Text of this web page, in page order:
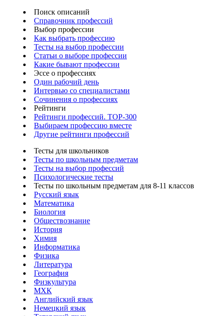
Поиск описаний
Справочник профессий
Выбор профессии
Как выбрать профессию
Тесты на выбор профессии
Статьи о выборе профессии
Какие бывают профессии
Эссе о профессиях
Один рабочий день
Интервью со специалистами
Сочинения о профессиях
Рейтинги
Рейтинги профессий. TOP-300
Выбираем профессию вместе
Другие рейтинги профессий
Тесты для школьников
Тесты по школьным предметам
Тесты на выбор профессий
Психологические тесты
Тесты по школьным предметам для 8-11 классов
Русский язык
Математика
Биология
Обществознание
История
Химия
Информатика
Физика
Литература
География
Физкультура
МХК
Английский язык
Немецкий язык